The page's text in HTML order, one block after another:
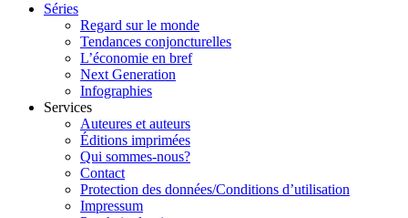
Séries
Regard sur le monde
Tendances conjoncturelles
L’économie en bref
Next Generation
Infographies
Services
Auteures et auteurs
Éditions imprimées
Qui sommes-nous?
Contact
Protection des données/Conditions d’utilisation
Impressum